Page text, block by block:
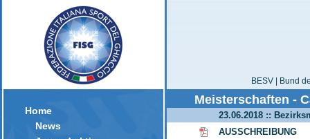
Home
News
BESV | Bund
Meisterschaften -
23.06.2018 ::
AUSSCHREIBUNG